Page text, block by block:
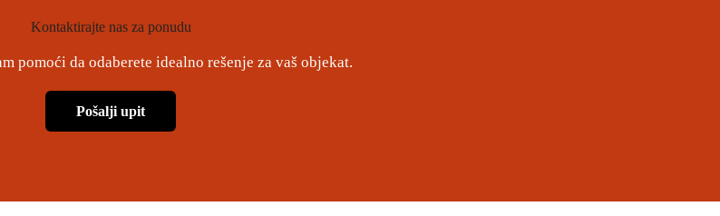
Kontaktirajte nas za ponudu
pomoći da odaberete idealno rešenje za vaš objekat.
Pošalji upit